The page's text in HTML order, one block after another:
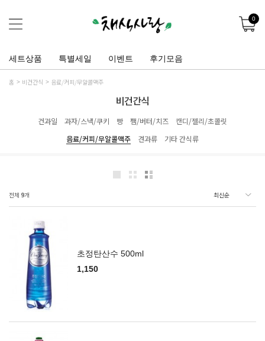
0
세트상품 특별세일 이벤트 후기모음
홈 비건간식 음료/커피/무알콜맥주
비건간식
건과일 과자/스낵/쿠키 빵 쨈/버터/치즈
캔디/젤리/초콜릿
음료/커피/무알콜맥주
견과류 기타 간식류
전체 9개
초정탄산수 500ml
1,150